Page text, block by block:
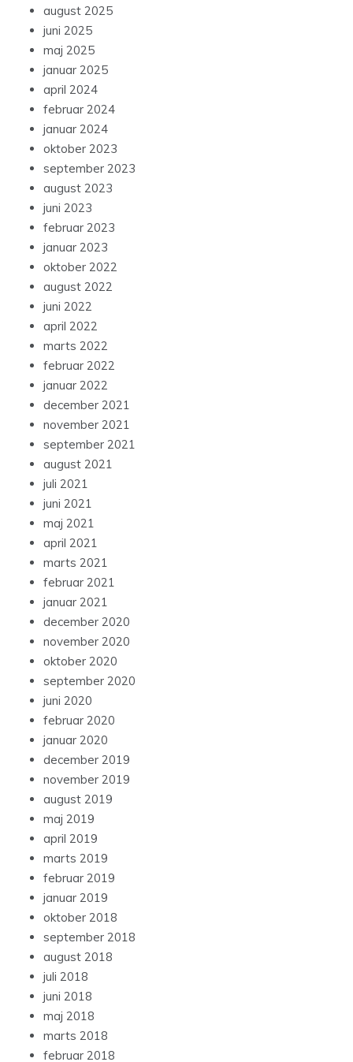
august 2025
juni 2025
maj 2025
januar 2025
april 2024
februar 2024
januar 2024
oktober 2023
september 2023
august 2023
juni 2023
februar 2023
januar 2023
oktober 2022
august 2022
juni 2022
april 2022
marts 2022
februar 2022
januar 2022
december 2021
november 2021
september 2021
august 2021
juli 2021
juni 2021
maj 2021
april 2021
marts 2021
februar 2021
januar 2021
december 2020
november 2020
oktober 2020
september 2020
juni 2020
februar 2020
januar 2020
december 2019
november 2019
august 2019
maj 2019
april 2019
marts 2019
februar 2019
januar 2019
oktober 2018
september 2018
august 2018
juli 2018
juni 2018
maj 2018
marts 2018
februar 2018